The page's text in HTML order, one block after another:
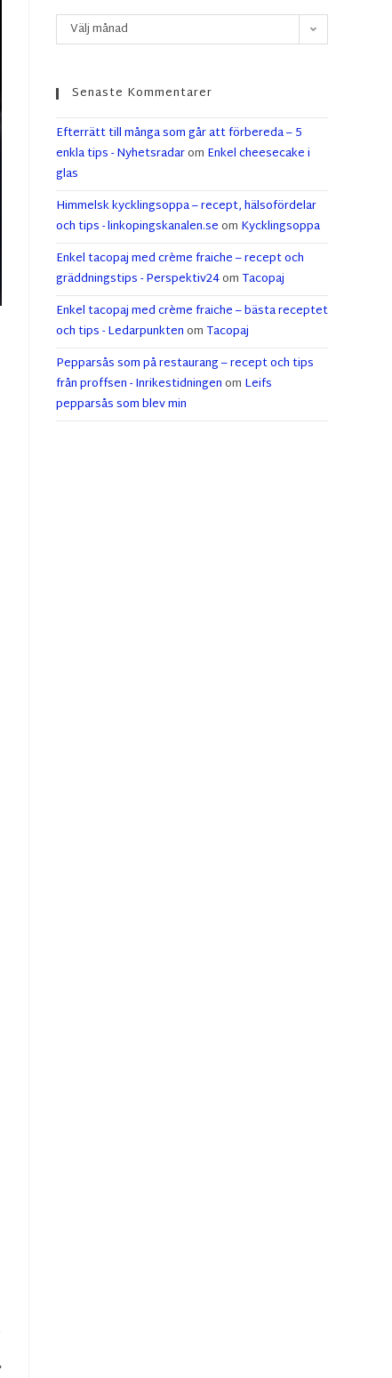
Välj månad
Senaste Kommentarer
Efterrätt till många som går att förbereda – 5
enkla tips - Nyhetsradarom Enkel cheesecake i
glas
Himmelsk kycklingsoppa – recept, hälsofördelar
och tips - linkopingskanalen.seom Kycklingsoppa
Enkel tacopaj med crème fraiche – recept och
gräddningstips - Perspektiv24omTacopaj
Enkel tacopaj med crème fraiche – bästa receptet
och tips - LedarpunktenomTacopaj
Pepparsås som på restaurang – recept och tips
från proffsen - Inrikestidningenom Leifs
pepparsås som blev min